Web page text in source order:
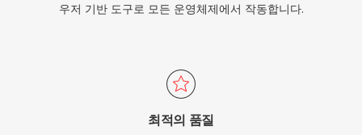
우저 기반 도구로 모든 운영체제에서 작동합니다.
최적의 품질